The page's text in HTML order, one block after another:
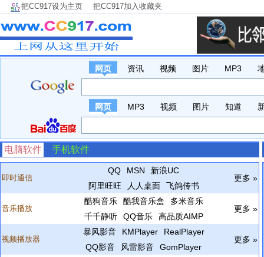
把CC917设为主页 把CC917加入收藏夹
网页 资讯 视频 图片 MP3
网页 MP3 视频 图片 知道
电脑软件 手机软件
即时通信
QQ MSN
新浪UC
阿里旺旺
人人桌面 飞鸽传书
更多 »
音乐播放
酷狗音乐 酷我音乐盒
多米音乐
千千静听
QQ音乐 高品质AIMP
更多 »
视频播放器
暴风影音 KMPlayer
RealPlayer
QQ影音
风雷影音 GomPlayer
更多 »